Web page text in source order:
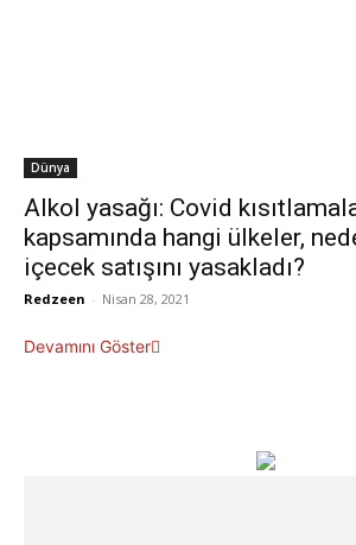
Dünya
Alkol yasağı: Covid
kapsamında hangi ülkeler,
içecek satışını yasakladı?
Redzeen - Nisan 28, 2021
Devamını Göster